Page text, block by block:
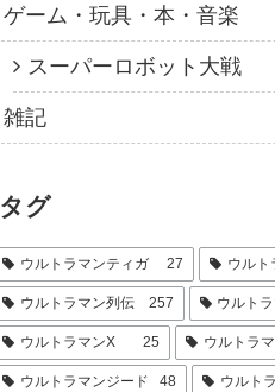
ゲーム・玩具・本・音楽
スーパーロボット大戦
雑記
タグ
ウルトラマンティガ 27 ウルト
ウルトラマン列伝 257 ウルト
ウルトラマンX 25 ウルトラ
ウルトラマンジード 48 ウルト